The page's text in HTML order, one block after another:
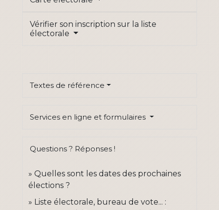
Vérifier son inscription sur la liste
électorale
Textes de référence
Services en ligne et formulaires
Questions ? Réponses !
Quelles sont les dates des prochaines
élections ?
Liste électorale, bureau de vote... :